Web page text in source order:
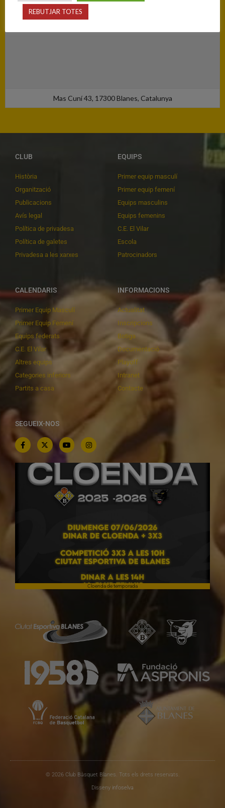
Mas Cuní 43, 17300 Blanes, Catalunya
CLUB
Història
Organització
Publicacions
Avís legal
Política de privadesa
Política de galetes
Privadesa a les xarxes
EQUIPS
Primer equip masculí
Primer equip femení
Equips masculins
Equips femenins
C.E. El Vilar
Escola
Patrocinadors
CALENDARIS
Primer Equip Masculí
Primer Equip Femení
Equips federats
C.E. El Vilar
Altres equips
Categories inferiors
Partits a casa
INFORMACIONS
Actualitat
Inscripcions
Botiga
Documentació
Playoff
Intranet
Contacte
SEGUEIX-NOS
Cloenda de temporada
© 2026 Club Bàsquet Blanes. Tots els drets reservats.
Disseny infoselva
REBUTJAR TOTES